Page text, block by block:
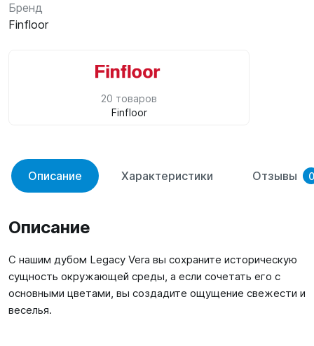
Бренд
Finfloor
20 товаров
Finfloor
Описание Характеристики Отзывы 0
Описание
С нашим дубом Legacy Vera вы сохраните историческую
сущность окружающей среды, а если сочетать его с
основными цветами, вы создадите ощущение свежести и
веселья.